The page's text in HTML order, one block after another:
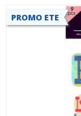
PROMO ETE